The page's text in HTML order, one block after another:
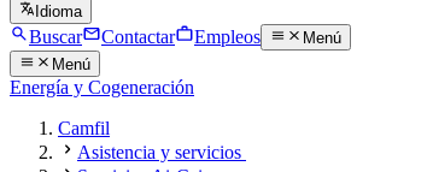
Idioma
Buscar Contactar Empleos
Menú
Menú
Energía y Cogeneración
Camfil
Asistencia y servicios